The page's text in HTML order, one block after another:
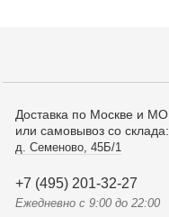
Доставка по Москве и МО
или самовывоз со склада:
д. Семеново, 45Б/1
+7 (495) 201-32-27
Ежедневно с 9:00 до 22:00